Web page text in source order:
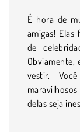
É hora de
amigas!
de
Obviamente,
vestir.
delas seja